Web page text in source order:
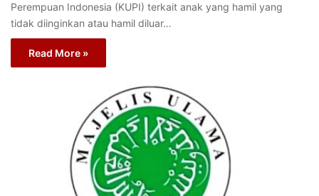
Perempuan Indonesia (KUPI) terkait anak yang hamil yang
tidak diinginkan atau hamil diluar…
Read More »